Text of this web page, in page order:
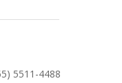
5511-4488